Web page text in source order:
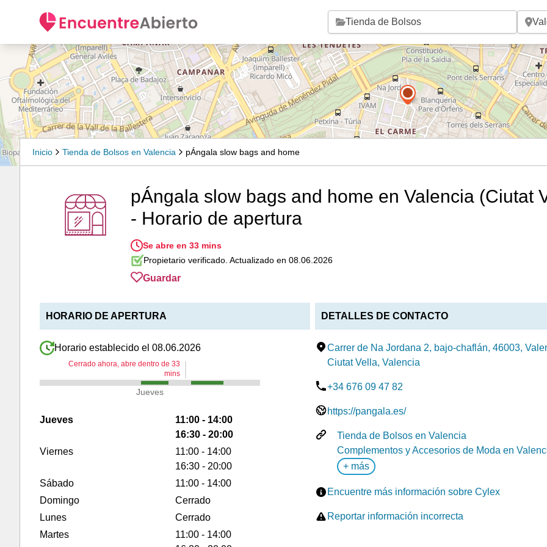
Inicio Tienda de Bolsos en Valencia pÁngala slow bags and home
pÁngala slow bags and home en Valencia (Ciutat
- Horario de apertura
Se abre en 33 mins
Propietario verificado. Actualizado en 08.06.2026
Guardar
HORARIO DE APERTURA
Horario establecido el 08.06.2026
Cerrado ahora, abre dentro de33
mins
Jueves
Jueves
11:00 - 14:00
16:30 - 20:00
Viernes
11:00 - 14:00
16:30 - 20:00
Sábado
11:00 - 14:00
Domingo
Cerrado
Lunes
Cerrado
Martes
11:00 - 14:00
DETALLES DE CONTACTO
Carrer de Na Jordana 2, bajo-chaflán, 46003,
Ciutat Vella, Valencia
+34 676 09 47 82
https://pangala.es/
Tienda de Bolsos en Valencia
Complementos y Accesorios de Moda en
+ más
Encuentre más información sobre Cylex
Reportar información incorrecta